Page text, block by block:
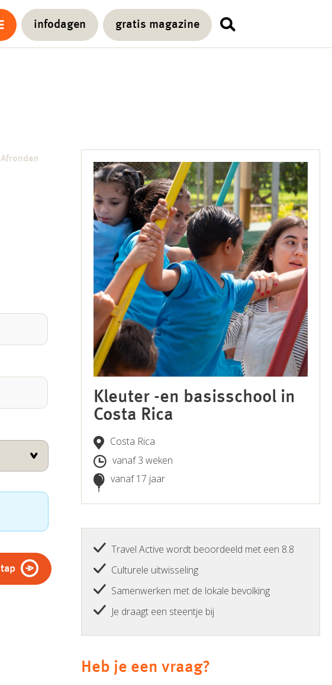
infodagen gratis magazine
Afronden
Kleuter -en basisschool in
Costa Rica
Costa Rica
vanaf 3 weken
vanaf 17 jaar
Travel Active wordt beoordeeld met een 8.8
Culturele uitwisseling
Samenwerken met de lokale bevolking
Je draagt een steentje bij
Heb je een vraag?